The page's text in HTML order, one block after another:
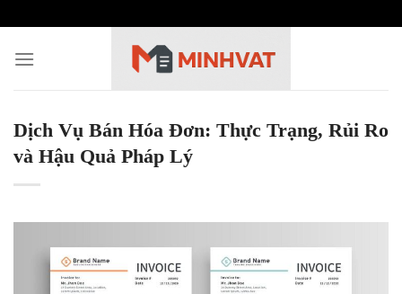
content
Dịch Vụ Bán Hóa Đơn: Thực Trạng, Rủi Ro
và Hậu Quả Pháp Lý